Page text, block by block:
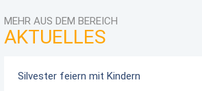
MEHR AUS DEM BEREICH
AKTUELLES
Silvester feiern mit Kindern